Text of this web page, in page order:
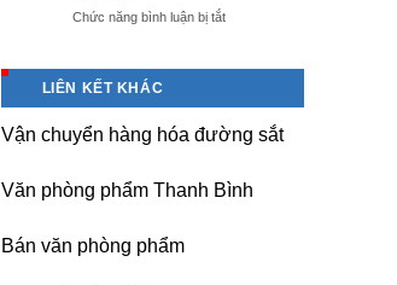
giá
Yên,
Phòng-
sau
Chức năng bình luận bị tắtở
photocopy
chuyên
nghiệp
LIÊN KẾT KHÁC
Vận chuyển hàng hóa đường sắt
Văn phòng phẩm Thanh Bình
Bán văn phòng phẩm